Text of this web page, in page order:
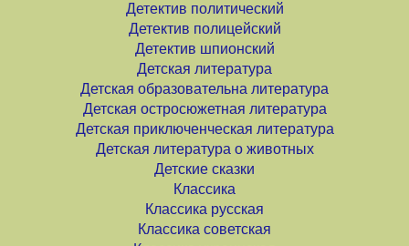
Детектив политический
Детектив полицейский
Детектив шпионский
Детская литература
Детская образовательна литература
Детская остросюжетная литература
Детская приключенческая литература
Детская литература о животных
Детские сказки
Классика
Классика русская
Классика советская